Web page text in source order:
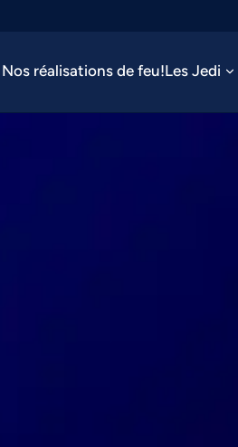
Nos réalisations de feu!Les Jedi